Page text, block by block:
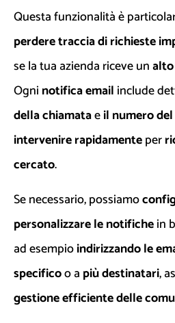
Questa funzionalità è
perdere traccia di richieste
se la tua azienda riceve un
Ogni notifica email include
della chiamataeil numero
intervenire rapidamenteper
cercato.
Se necessario, possiamo
personalizzare le notifichein
ad esempioindirizzando le
specificoo a più destinatari,
gestione efficiente delle